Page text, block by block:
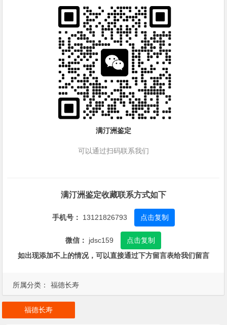
所属分类： 福德长寿
满汀洲鉴定
可以通过扫码联系我们
满汀洲鉴定收藏联系方式如下
手机号： 13121826793 点击复制
微信： jdsc159
点击复制
如出现添加不上的情况，可以直接通过下方留言表给我们留言
福德长寿